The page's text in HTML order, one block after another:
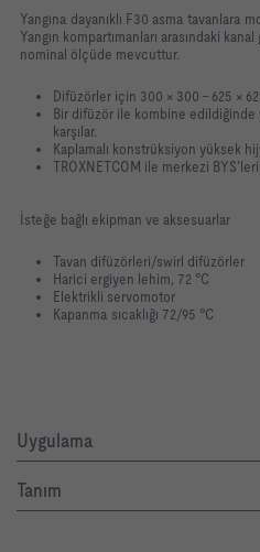
Yangına dayanıklı F30 asma tavanlara
Yangın kompartımanları arasındaki
nominal ölçüde mevcuttur.
Difüzörler için 300 × 300 – 625 ×
Bir difüzör ile kombine edildiğinde
karşılar.
Kaplamalı konstrüksiyon yüksek
TROXNETCOM ile merkezi
İsteğe bağlı ekipman ve aksesuarlar
Tavan difüzörleri/swirl difüzörler
Harici ergiyen lehim, 72 °C
Elektrikli servomotor
Kapanma sıcaklığı 72/95 °C
Uygulama
Tanım